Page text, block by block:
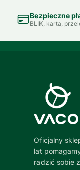
Bezpieczne
BLIK, karta,
Oficjalny
lat
radzić sobie